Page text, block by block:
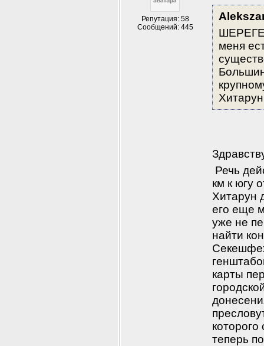
Репутация: 58
Сообщений: 445
меня
Речь
км к югу
Хитарун
его еще
уже не
найти
карты
теперь